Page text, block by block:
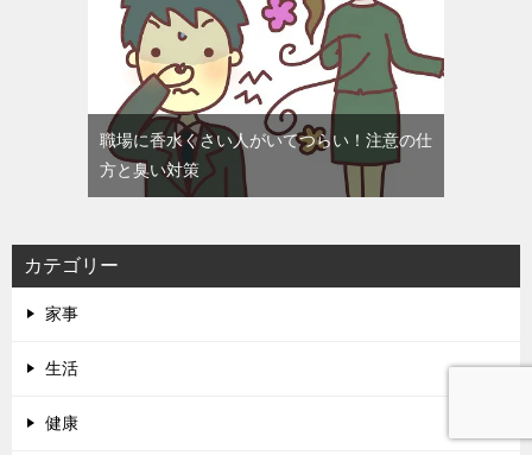
職場に香水くさい人がいてつらい！注意の仕
方と臭い対策
カテゴリー
家事
生活
健康